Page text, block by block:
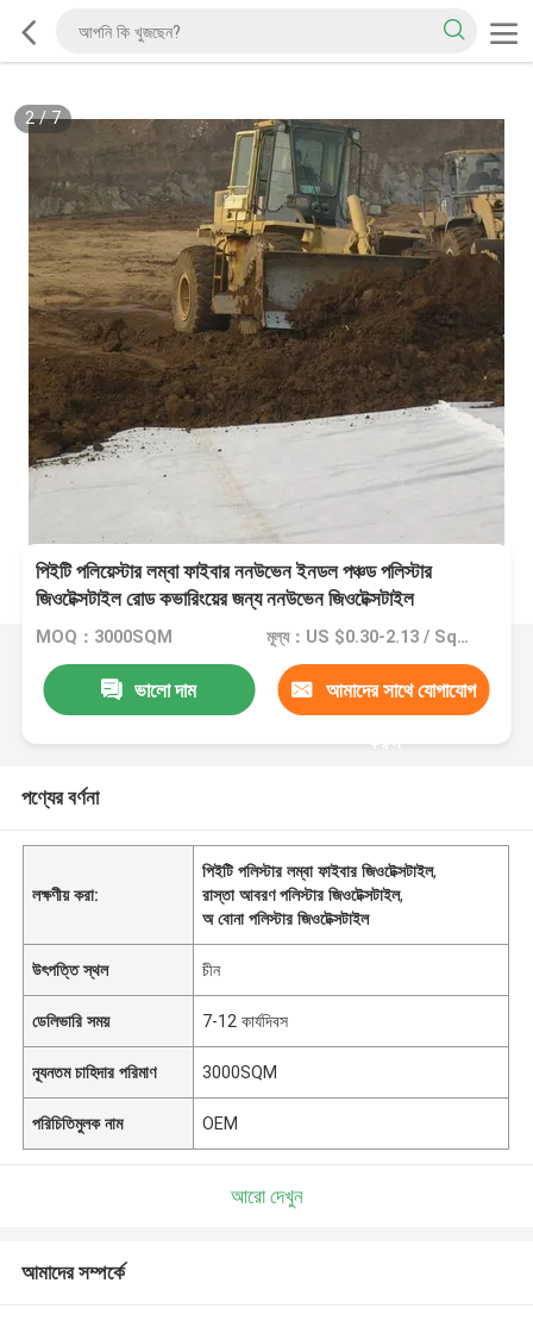
2/7
পিইটি পলিয়েস্টার লম্বা ফাইবার ননউভেন ইনডল পঞ্চড পলিস্টার
জিওটেক্সটাইল রোড কভারিংয়ের জন্য ননউভেন জিওটেক্সটাইল
MOQ：3000SQM মূল্য：US $0.30-2.13 / Square Meter
ভালো দাম আমাদের সাথে যোগাযোগ
করুন
পণ্যের বর্ণনা
লক্ষণীয় করা:
পিইটি পলিস্টার লম্বা ফাইবার জিওটেক্সটাইল,
রাস্তা আবরণ পলিস্টার জিওটেক্সটাইল,
অ বোনা পলিস্টার জিওটেক্সটাইল
উৎপত্তি স্থল চীন
ডেলিভারি সময় 7-12 কার্যদিবস
ন্যূনতম চাহিদার পরিমাণ 3000SQM
পরিচিতিমুলক নাম OEM
আরো দেখুন
আমাদের সম্পর্কে